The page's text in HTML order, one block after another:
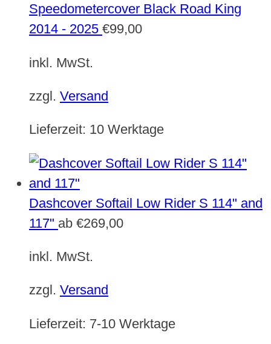
Speedometercover Black Road King
2014 - 2025 €99,00
inkl. MwSt.
zzgl. Versand
Lieferzeit: 10 Werktage
Dashcover Softail Low Rider S 114" and
117" ab €269,00
inkl. MwSt.
zzgl. Versand
Lieferzeit: 7-10 Werktage